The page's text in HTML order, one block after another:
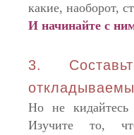
какие, наоборот,
И начинайте с
3.
Но не кидайтесь
Изучите то,